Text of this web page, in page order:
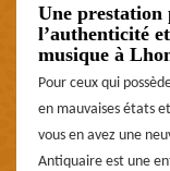
Une
l’authenticité
musique à
Pour ceux qui
en mauvaises états
vous en avez une
Antiquaire est une